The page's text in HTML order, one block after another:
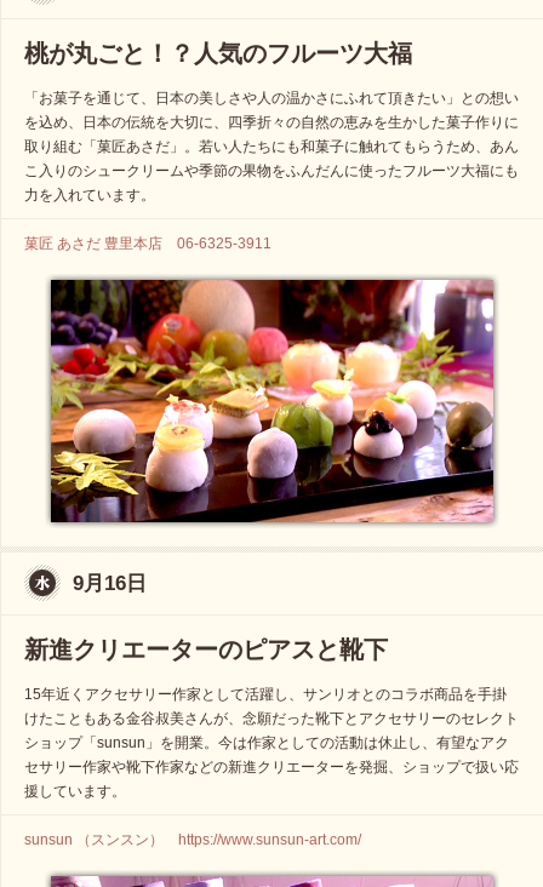
桃が丸ごと！？人気のフルーツ大福
「お菓子を通じて、日本の美しさや人の温かさにふれて頂きたい」との想い
を込め、日本の伝統を大切に、四季折々の自然の恵みを生かした菓子作りに
取り組む「菓匠あさだ」。若い人たちにも和菓子に触れてもらうため、あん
こ入りのシュークリームや季節の果物をふんだんに使ったフルーツ大福にも
力を入れています。
菓匠 あさだ 豊里本店 06-6325-3911
9月16日
新進クリエーターのピアスと靴下
15年近くアクセサリー作家として活躍し、サンリオとのコラボ商品を手掛
けたこともある金谷叔美さんが、念願だった靴下とアクセサリーのセレクト
ショップ「sunsun」を開業。今は作家としての活動は休止し、有望なアク
セサリー作家や靴下作家などの新進クリエーターを発掘、ショップで扱い応
援しています。
sunsun （スンスン） https://www.sunsun-art.com/